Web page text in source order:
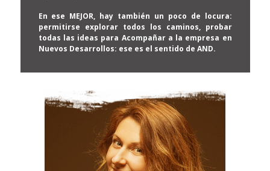
En ese MEJOR, hay también un poco de locura:
permitirse explorar todos los caminos, probar
todas las ideas para Acompañar a la empresa en
Nuevos Desarrollos: ese es el sentido de AND.